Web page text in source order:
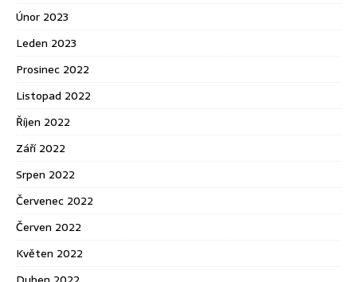
Únor 2023
Leden 2023
Prosinec 2022
Listopad 2022
Říjen 2022
Září 2022
Srpen 2022
Červenec 2022
Červen 2022
Květen 2022